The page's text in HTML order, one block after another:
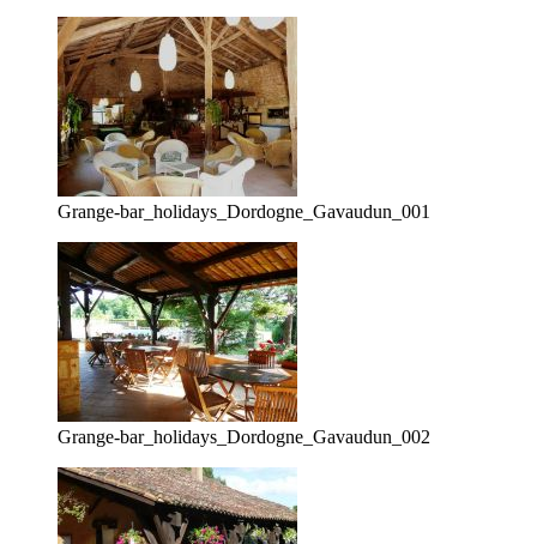
Grange-bar_holidays_Dordogne_Gavaudun_001
Grange-bar_holidays_Dordogne_Gavaudun_002